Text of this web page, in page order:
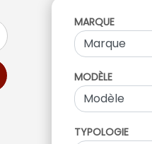
MARQUE
MODÈLE
TYPOLOGIE